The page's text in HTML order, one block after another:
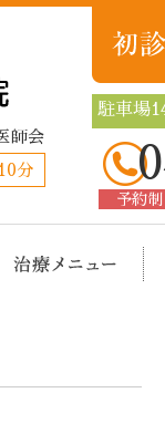
師会
分
駐車場
予約制
ッフ紹介 治